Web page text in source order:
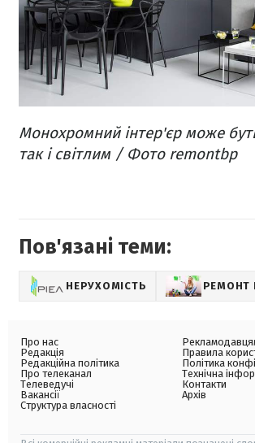
Монохромний інтер'єр може
так і світлим / Фото remontbp
Пов'язані теми:
НЕРУХОМІСТЬ РЕМОНТ
Про нас
Редакція
Редакційна політика
Про телеканал
Телеведучі
Вакансії
Структура власності
Правила
Політика
Технічна
Контакти
Архів